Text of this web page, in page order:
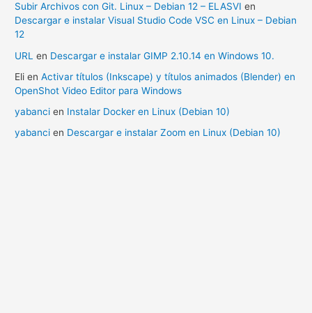
Subir Archivos con Git. Linux – Debian 12 – ELASVI en
Descargar e instalar Visual Studio Code VSC en Linux – Debian
12
URL en Descargar e instalar GIMP 2.10.14 en Windows 10.
Eli enActivar títulos (Inkscape) y títulos animados (Blender) en
OpenShot Video Editor para Windows
yabanci en Instalar Docker en Linux (Debian 10)
yabanci en Descargar e instalar Zoom en Linux (Debian 10)